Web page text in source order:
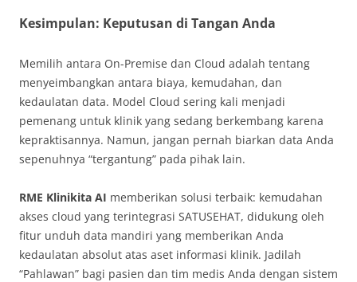
Kesimpulan: Keputusan di Tangan Anda
Memilih antara On-Premise dan Cloud adalah tentang
menyeimbangkan antara biaya, kemudahan, dan
kedaulatan data. Model Cloud sering kali menjadi
pemenang untuk klinik yang sedang berkembang karena
kepraktisannya. Namun, jangan pernah biarkan data Anda
sepenuhnya “tergantung” pada pihak lain.
RME Klinikita AI memberikan solusi terbaik: kemudahan
akses cloud yang terintegrasi SATUSEHAT, didukung oleh
fitur unduh data mandiri yang memberikan Anda
kedaulatan absolut atas aset informasi klinik. Jadilah
“Pahlawan” bagi pasien dan tim medis Anda dengan sistem